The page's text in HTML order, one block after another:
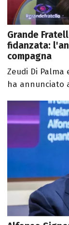
Grande
fidanzata:
compagna
Zeudi Di
ha annunciato